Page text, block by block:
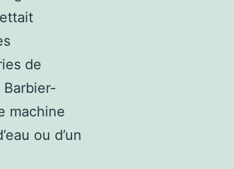
de
machine
ou d’un